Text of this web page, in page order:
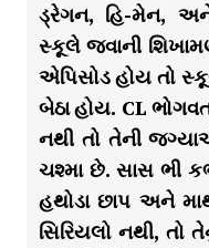
ડ્રેગન, હિ-મેન, અને
સ્કૂલે જવાની
એપિસોડ હોય તો
બેઠા હોય. CL
નથી તો તેની
ચશ્મા છે. સાસ ભી
હથોડા છાપ અને
સિરિયલો નથી, તો